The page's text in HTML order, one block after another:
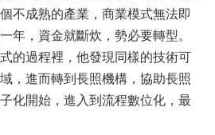
不成熟的產業，商業模式無法即
年，資金就斷炊，勢必要轉型。
的過程裡，他發現同樣的技術可
，進而轉到長照機構，協助長照
化開始，進入到流程數位化，最